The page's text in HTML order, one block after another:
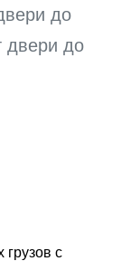
до
двери до
с